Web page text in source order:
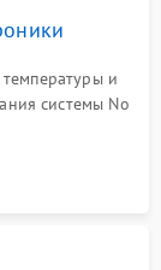
и
системы No
или замена